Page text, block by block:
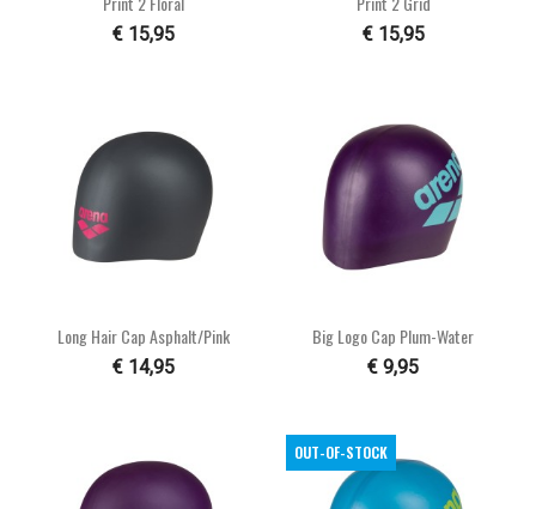
€ 15,95 € 15,95
Long Hair Cap Asphalt/pink
€ 14,95
Big Logo Cap Plum-Water
€ 9,95
OUT-OF-STOCK